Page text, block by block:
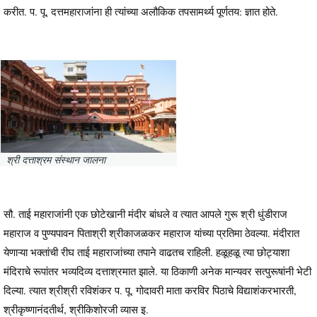
करीत. प. पू. दत्तमहाराजांना ही त्यांच्या अलौकिक तपसामर्थ्य पूर्णतय: ज्ञात होते.
श्री दत्ताश्रम संस्थान जालना
सौ. ताई महाराजांनी एक छोटेखानी मंदीर बांधले व त्यात आपले गुरू श्री धुंडीराज
महाराज व पुण्यपावन पिताश्री श्रीकाजळकर महाराज यांच्या प्रतिमा ठेवल्या. मंदीरात
येणाऱ्या भक्तांची रीघ ताई महाराजांच्या तपाने वाढतच राहिली. हळूहळू त्या छोट्याशा
मंदिराचे रूपांतर भव्यदिव्य दत्ताश्रमात झाले. या ठिकाणी अनेक मान्यवर सत्पुरूषांनी भेटी
दिल्या. त्यात श्रीश्री रविशंकर प. पू. गोदावरी माता करविर पिठाचे विद्याशंकरभारती,
श्रीकृष्णानंदतीर्थ, श्रीकिशोरजी व्यास इ.